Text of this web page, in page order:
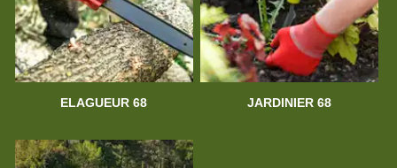
ELAGUEUR 68 JARDINIER 68